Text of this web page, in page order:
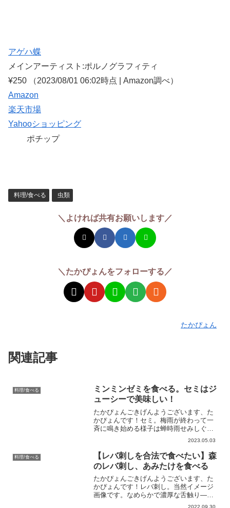
アゲハ蝶
メインアーティスト:ポルノグラフィティ
¥250
（2023/08/01 06:02時点 | Amazon調べ）
Amazon
楽天市場
Yahooショッピング
ポチップ
料理/食べる 虫類
＼よければ共有お願いします／
＼たかぴょんをフォローする／
たかぴょん
関連記事
料理/食べる
ミンミンゼミを食べる。セミはジ
ューシーで美味しい！
たかぴょんごきげんようございます、た
かぴょんです！セミ。梅雨が終わって一
斉に鳴き始める様子は蝉時雨せみしぐれ
います。古代ギリシャの哲学者、アリス
トテレスはセミが好物だったようです。
偉大なる先人の教えは受け...
2023.05.03
料理/食べる
【レバ刺しを合法で食べたい】森
のレバ刺し、あみたけを食べる
たかぴょんごきげんようございます、た
かぴょんです！レバ刺し。当然イメージ
画像です。なめらかで濃厚な舌触り――